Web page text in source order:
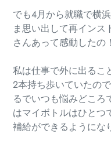
でも4月から就職で横
ま思い出して再インス
さんあって感動したの！
私は仕事で外に出るこ
2本持ち歩いていたの
るでいつも悩みどころ
はマイボトルはひとつ
補給ができるようにな